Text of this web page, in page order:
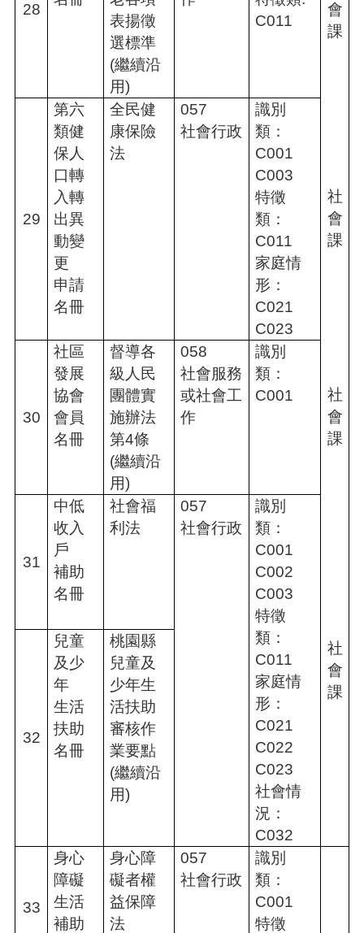
28
表揚徵
選標準
(繼續沿
用)
C011
會
課
29
第六
類健
保人
口轉
入轉
出異
動變
更
申請
名冊
全民健
康保險
法
057
社會行政
識別
類：
C001
C003
特徵
類：
C011
家庭情
形：
C021
C023
社
會
課
30
社區
發展
協會
會員
名冊
督導各
級人民
團體實
施辦法
第4條
(繼續沿
用)
058
社會服務
或社會工
作
識別
類：
C001
社
會
課
31
中低
收入
戶
補助
名冊
社會福
利法
057
社會行政
識別
類：
C001
C002
C003
特徵
類：
C011
家庭情
形：
C021
C022
C023
社會情
況：
C032
社
會
課
32
兒童
及少
年
生活
扶助
名冊
桃園縣
兒童及
少年生
活扶助
審核作
業要點
(繼續沿
用)
33
身心
障礙
生活
補助
身心障
礙者權
益保障
法
057
社會行政
識別
類：
C001
特徵